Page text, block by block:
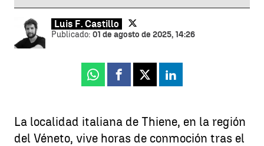
Luis F. Castillo
Publicado: 01 de agosto de 2025, 14:26
Whatsapp
Facebook
X Linkedin
La localidad italiana de Thiene, en la región
del Véneto, vive horas de conmoción tras el